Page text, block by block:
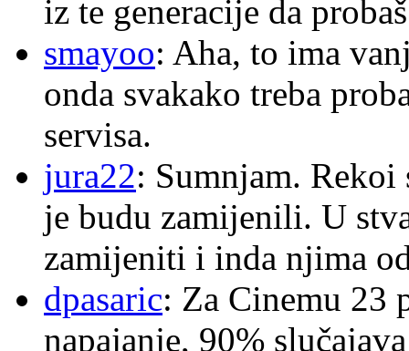
iz te generacije da
smayoo: Aha, to ima
onda svakako treba
servisa.
jura22: Sumnjam. Rekoi
je budu zamijenili. U
zamijeniti i inda njima
dpasaric: Za Cinemu 23
napajanje, 90%